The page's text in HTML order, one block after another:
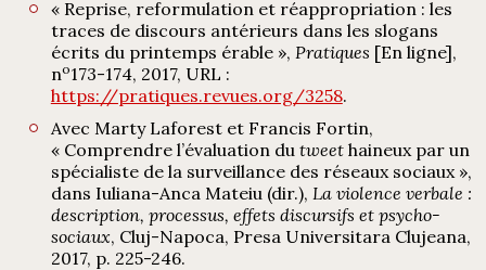
« Reprise, reformulation et réappropriation : les
traces de discours antérieurs dans les slogans
écrits du printemps érable », Pratiques [En ligne],
no173-174, 2017, URL :
https://pratiques.revues.org/3258.
Avec Marty Laforest et Francis Fortin,
« Comprendre l’évaluation du tweethaineux par un
spécialiste de la surveillance des réseaux sociaux »,
dans Iuliana-Anca Mateiu (dir.), La violence verbale :
description, processus, effets discursifs et psycho-
sociaux, Cluj-Napoca, Presa Universitara Clujeana,
2017, p. 225-246.